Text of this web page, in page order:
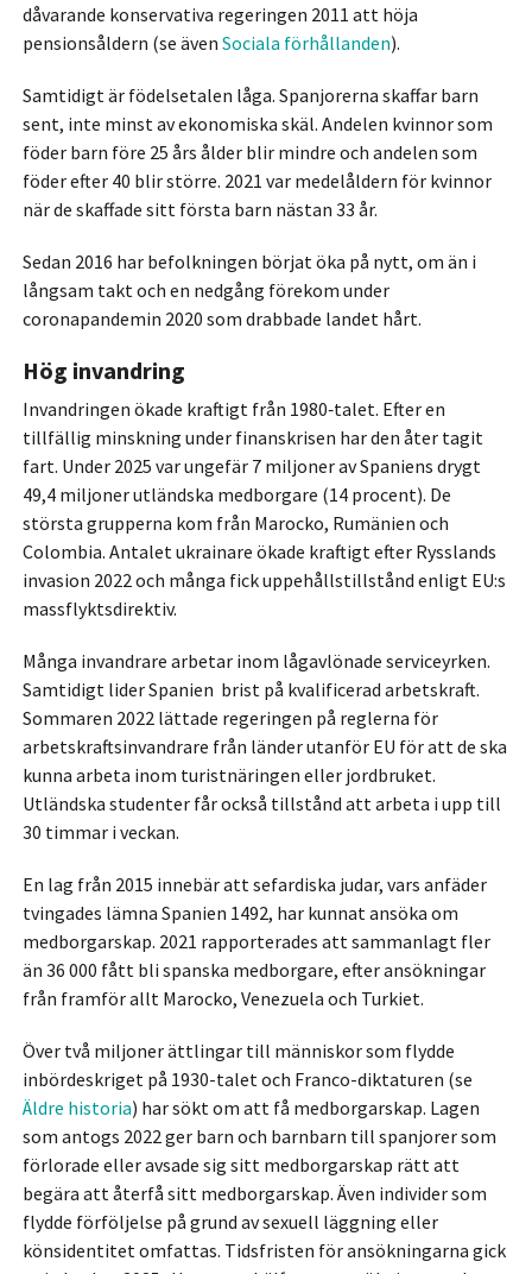
dåvarande konservativa regeringen 2011 att höja
pensionsåldern (se även Sociala förhållanden).
Samtidigt är födelsetalen låga. Spanjorerna skaffar barn
sent, inte minst av ekonomiska skäl. Andelen kvinnor som
föder barn före 25 års ålder blir mindre och andelen som
föder efter 40 blir större. 2021 var medelåldern för kvinnor
när de skaffade sitt första barn nästan 33 år.
Sedan 2016 har befolkningen börjat öka på nytt, om än i
långsam takt och en nedgång förekom under
coronapandemin 2020 som drabbade landet hårt.
Hög invandring
Invandringen ökade kraftigt från 1980‑talet. Efter en
tillfällig minskning under finanskrisen har den åter tagit
fart. Under 2025 var ungefär 7 miljoner av Spaniens drygt
49,4 miljoner utländska medborgare (14 procent). De
största grupperna kom från Marocko, Rumänien och
Colombia. Antalet ukrainare ökade kraftigt efter Rysslands
invasion 2022 och många fick uppehållstillstånd enligt EU:s
massflyktsdirektiv.
Många invandrare arbetar inom lågavlönade serviceyrken.
Samtidigt lider Spanien brist på kvalificerad arbetskraft.
Sommaren 2022 lättade regeringen på reglerna för
arbetskraftsinvandrare från länder utanför EU för att de ska
kunna arbeta inom turistnäringen eller jordbruket.
Utländska studenter får också tillstånd att arbeta i upp till
30 timmar i veckan.
En lag från 2015 innebär att sefardiska judar, vars anfäder
tvingades lämna Spanien 1492, har kunnat ansöka om
medborgarskap. 2021 rapporterades att sammanlagt fler
än 36 000 fått bli spanska medborgare, efter ansökningar
från framför allt Marocko, Venezuela och Turkiet.
Över två miljoner ättlingar till människor som flydde
inbördeskriget på 1930-talet och Franco-diktaturen (se
Äldre historia) har sökt om att få medborgarskap. Lagen
som antogs 2022 ger barn och barnbarn till spanjorer som
förlorade eller avsade sig sitt medborgarskap rätt att
begära att återfå sitt medborgarskap. Även individer som
flydde förföljelse på grund av sexuell läggning eller
könsidentitet omfattas. Tidsfristen för ansökningarna gick